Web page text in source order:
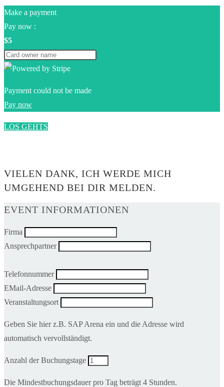
Make a payment
Pay now :
$5
Payment could not be made
Pay now
LOS GEHTS
VIELEN DANK, ICH WERDE MICH
UMGEHEND BEI DIR MELDEN.
EVENT INFORMATIONEN
Firma
Ansprechpartner
Telefonnummer
EMail-Adresse
Veranstaltungsort
Geben Sie hier z.B. SAP Arena ein und die Adresse wird
automatisch vervollständigt.
Anzahl der Buchungstage
Die Mindestbuchungsdauer pro Tag beträgt 4 Stunden.